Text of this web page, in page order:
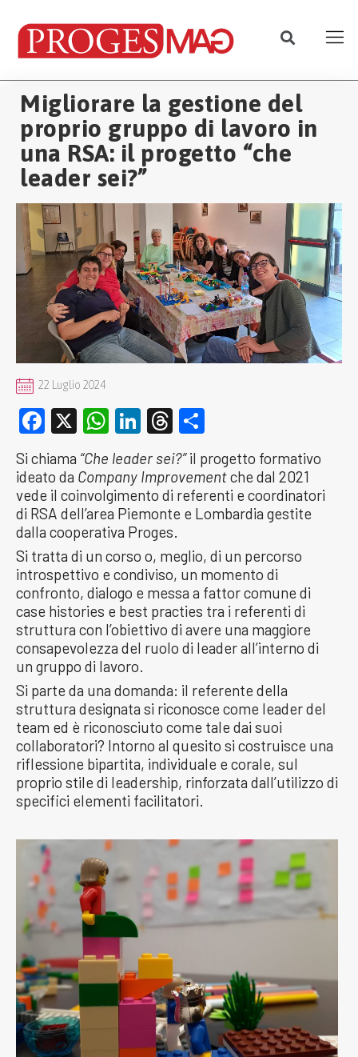
Migliorare la gestione del
proprio gruppo di lavoro in
una RSA: il progetto “che
leader sei?”
22 Luglio 2024
Facebook
X WhatsApp
LinkedIn
Threads
Si chiama “Che leader sei?”il progetto formativo
ideato da Company Improvementche dal 2021
vede il coinvolgimento di referenti e coordinatori
di RSA dell’area Piemonte e Lombardia gestite
dalla cooperativa Proges.
Si tratta di un corso o, meglio, di un percorso
introspettivo e condiviso, un momento di
confronto, dialogo e messa a fattor comune di
case histories e best practies tra i referenti di
struttura con l’obiettivo di avere una maggiore
consapevolezza del ruolo di leader all’interno di
un gruppo di lavoro.
Si parte da una domanda: il referente della
struttura designata si riconosce come leader del
team ed è riconosciuto come tale dai suoi
collaboratori? Intorno al quesito si costruisce una
riflessione bipartita, individuale e corale, sul
proprio stile di leadership, rinforzata dall’utilizzo di
specifici elementi facilitatori.